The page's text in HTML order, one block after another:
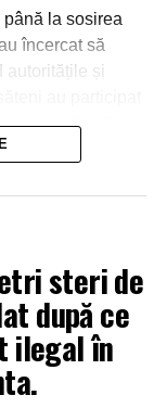
la sosirea
încercat să
autoritățile și
tehnică
incendiului.
steri de
după ce
ilegal în